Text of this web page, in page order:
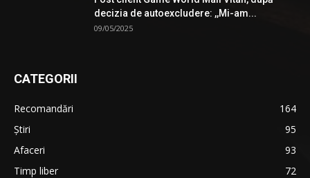
decizia de autoexcludere: ,,Mi-am...
09/05/2025
CATEGORII
Recomandări
164
Știri
95
Afaceri
93
Timp liber
72